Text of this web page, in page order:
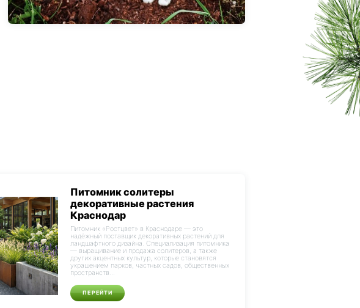
Питомник солитеры
декоративные растения
Краснодар
Питомник «Ростцвет» в Краснодаре — это
надёжный поставщик декоративных растений для
ландшафтного дизайна. Специализация питомника
— выращивание и продажа солитеров, а также
других акцентных культур, которые становятся
украшением парков, частных садов, общественных
пространств...
ПЕРЕЙТИ